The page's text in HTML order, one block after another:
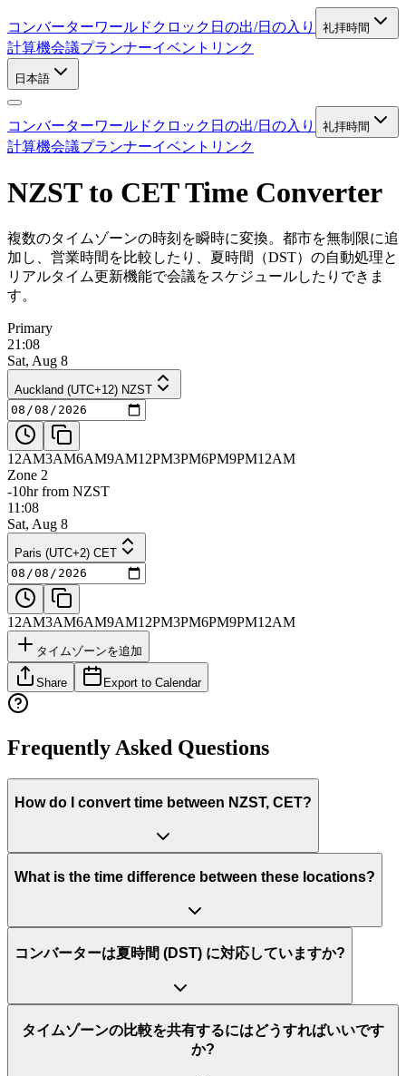
コンバーターワールドクロック 日の出/日の入り 礼拝時間
計算機会議プランナーイベントリンク
日本語
コンバーターワールドクロック 日の出/日の入り 礼拝時間
計算機会議プランナーイベントリンク
NZST to CET Time Converter
複数のタイムゾーンの時刻を瞬時に変換。都市を無制限に追
加し、営業時間を比較したり、夏時間（DST）の自動処理と
リアルタイム更新機能で会議をスケジュールしたりできま
す。
Primary
21:08
Sat, Aug 8
Auckland (UTC+12) NZST
12AM3AM6AM9AM12PM3PM6PM9PM12AM
Zone 2
-10hr from NZST
11:08
Sat, Aug 8
Paris (UTC+2) CET
12AM3AM6AM9AM12PM3PM6PM9PM12AM
タイムゾーンを追加
Share Export to Calendar
Frequently Asked Questions
How do I convert time between NZST, CET?
What is the time difference between these locations?
コンバーターは夏時間 (DST) に対応していますか?
タイムゾーンの比較を共有するにはどうすればいいです
か?